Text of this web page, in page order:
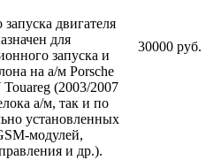
двигателя
для
запуска и
на а/м Porsche
(2003/2007
а/м, так и по
установленных
модулей,
и др.).
30000 руб.